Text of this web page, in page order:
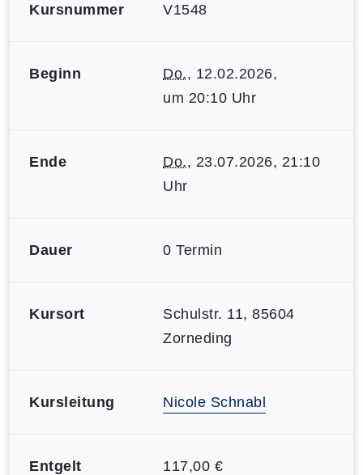
Kursnummer V1548
Beginn Do., 12.02.2026,
um 20:10 Uhr
Ende Do., 23.07.2026, 21:10
Uhr
Dauer 0 Termin
Kursort
Schulstr. 11, 85604
Zorneding
Kursleitung Nicole Schnabl
Entgelt 117,00 €